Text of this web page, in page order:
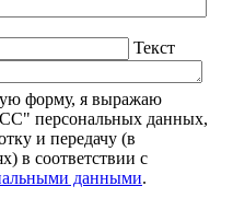
Текст
форму, я выражаю
персональных данных,
и передачу (в
в соответствии с
данными.